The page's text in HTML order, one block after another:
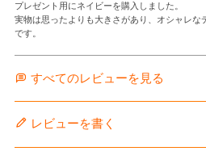
プレゼント用にネイビーを購入しました。
実物は思ったよりも大きさがあり、オシャレな
すべてのレビューを見る
レビューを書く